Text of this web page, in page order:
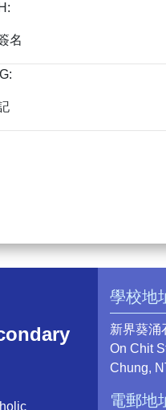
名
學校地
新界葵涌
On Chit
Chung,
電郵地